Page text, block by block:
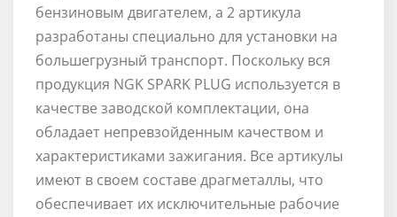
бензиновым двигателем, а 2 артикула
разработаны специально для установки на
большегрузный транспорт. Поскольку вся
продукция NGK SPARK PLUG используется в
качестве заводской комплектации, она
обладает непревзойденным качеством и
характеристиками зажигания. Все артикулы
имеют в своем составе драгметаллы, что
обеспечивает их исключительные рабочие